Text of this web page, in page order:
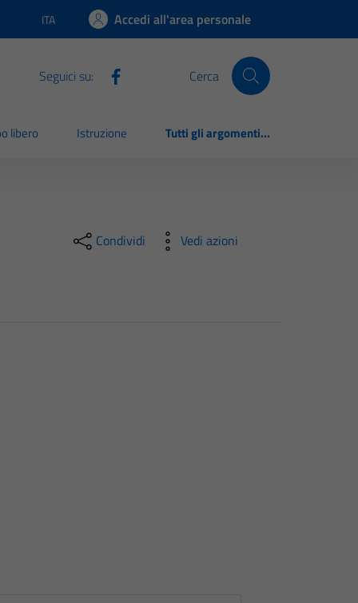
Lingua attiva:
ITA Accedi all'area personale
Seguici su: Cerca
libero Istruzione Tutti gli argomenti...
Condividi Vedi azioni